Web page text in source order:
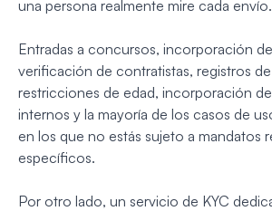
una persona realmente mire cada envío.
Entradas a concursos, incorporación
verificación de contratistas, registros
restricciones de edad, incorporación
internos y la mayoría de los casos de
en los que no estás sujeto a mandatos
específicos.
Por otro lado, un servicio de KYC